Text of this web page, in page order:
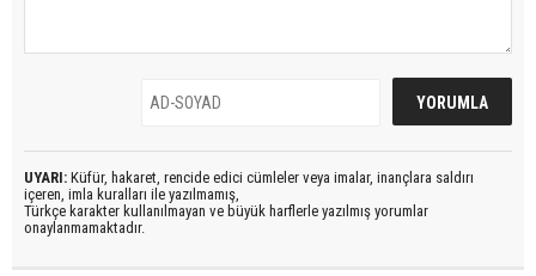
UYARI: Küfür, hakaret, rencide edici cümleler veya imalar, inançlara saldırı
içeren, imla kuralları ile yazılmamış,
Türkçe karakter kullanılmayan ve büyük harflerle yazılmış yorumlar
onaylanmamaktadır.